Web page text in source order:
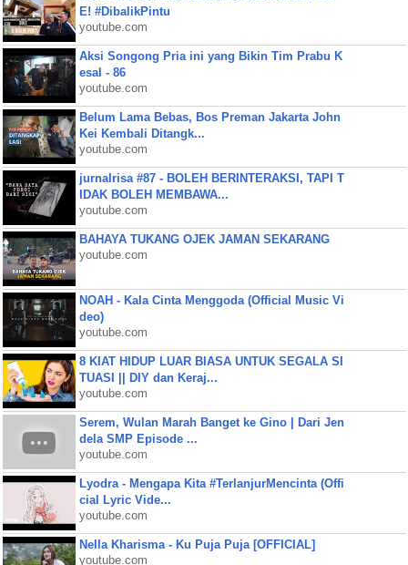
E! #DibalikPintu
youtube.com
Aksi Songong Pria ini yang Bikin Tim Prabu K
esal - 86
youtube.com
Belum Lama Bebas, Bos Preman Jakarta John
Kei Kembali Ditangk...
youtube.com
jurnalrisa #87 - BOLEH BERINTERAKSI, TAPI T
IDAK BOLEH MEMBAWA...
youtube.com
BAHAYA TUKANG OJEK JAMAN SEKARANG
youtube.com
NOAH - Kala Cinta Menggoda (Official Music Vi
deo)
youtube.com
8 KIAT HIDUP LUAR BIASA UNTUK SEGALA SI
TUASI || DIY dan Keraj...
youtube.com
Serem, Wulan Marah Banget ke Gino | Dari Jen
dela SMP Episode ...
youtube.com
Lyodra - Mengapa Kita #TerlanjurMencinta (Offi
cial Lyric Vide...
youtube.com
Nella Kharisma - Ku Puja Puja [OFFICIAL]
youtube.com